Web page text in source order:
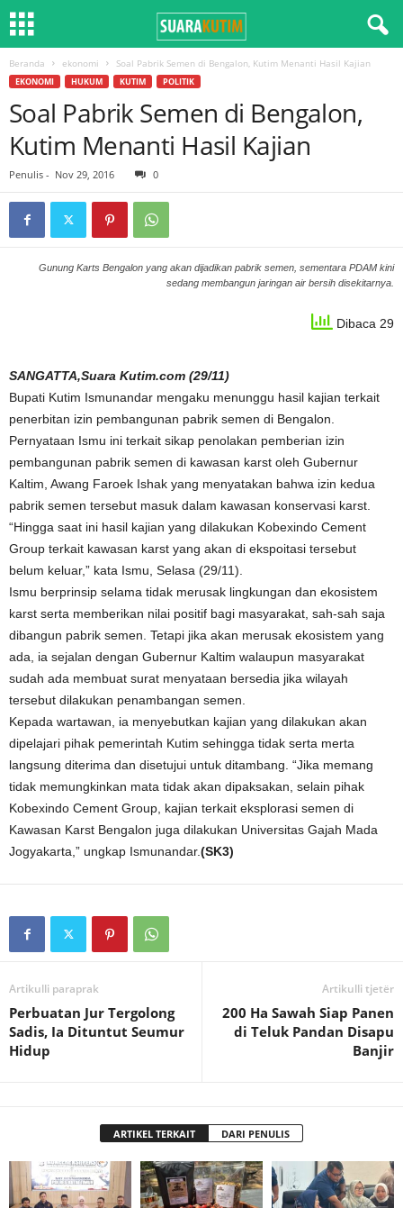
Beranda ekonomi Soal Pabrik Semen di Bengalon, Kutim Menanti Hasil Kajian
EKONOMI HUKUM KUTIM POLITIK
Soal Pabrik Semen di Bengalon,
Kutim Menanti Hasil Kajian
Penulis - Nov 29, 2016 0
Gunung Karts Bengalon yang akan dijadikan pabrik semen, sementara PDAM kini
sedang membangun jaringan air bersih disekitarnya.
Dibaca 29
SANGATTA,Suara Kutim.com (29/11)
Bupati Kutim Ismunandar mengaku menunggu hasil kajian terkait
penerbitan izin pembangunan pabrik semen di Bengalon.
Pernyataan Ismu ini terkait sikap penolakan pemberian izin
pembangunan pabrik semen di kawasan karst oleh Gubernur
Kaltim, Awang Faroek Ishak yang menyatakan bahwa izin kedua
pabrik semen tersebut masuk dalam kawasan konservasi karst.
“Hingga saat ini hasil kajian yang dilakukan Kobexindo Cement
Group terkait kawasan karst yang akan di ekspoitasi tersebut
belum keluar,” kata Ismu, Selasa (29/11).
Ismu berprinsip selama tidak merusak lingkungan dan ekosistem
karst serta memberikan nilai positif bagi masyarakat, sah-sah saja
dibangun pabrik semen. Tetapi jika akan merusak ekosistem yang
ada, ia sejalan dengan Gubernur Kaltim walaupun masyarakat
sudah ada membuat surat menyataan bersedia jika wilayah
tersebut dilakukan penambangan semen.
Kepada wartawan, ia menyebutkan kajian yang dilakukan akan
dipelajari pihak pemerintah Kutim sehingga tidak serta merta
langsung diterima dan disetujui untuk ditambang. “Jika memang
tidak memungkinkan mata tidak akan dipaksakan, selain pihak
Kobexindo Cement Group, kajian terkait eksplorasi semen di
Kawasan Karst Bengalon juga dilakukan Universitas Gajah Mada
Jogyakarta,” ungkap Ismunandar.(SK3)
Artikulli paraprak
Perbuatan Jur Tergolong
Sadis, Ia Dituntut Seumur
Hidup
Artikulli tjetër
200 Ha Sawah Siap Panen
di Teluk Pandan Disapu
Banjir
ARTIKEL TERKAIT DARI PENULIS